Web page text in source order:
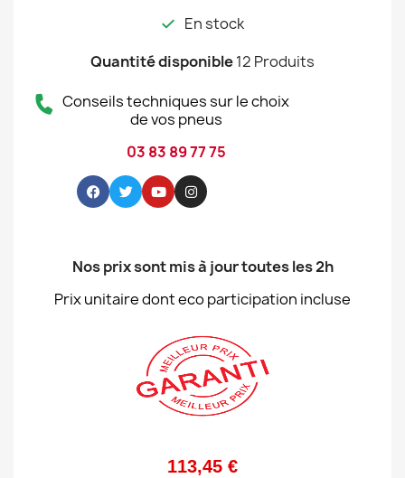
En stock
Quantité disponible12 Produits
Conseils techniques sur le choix
de vos pneus
03 83 89 77 75
Nos prix sont mis à jour toutes les 2h
Prix unitaire dont eco participation incluse
113,45 €